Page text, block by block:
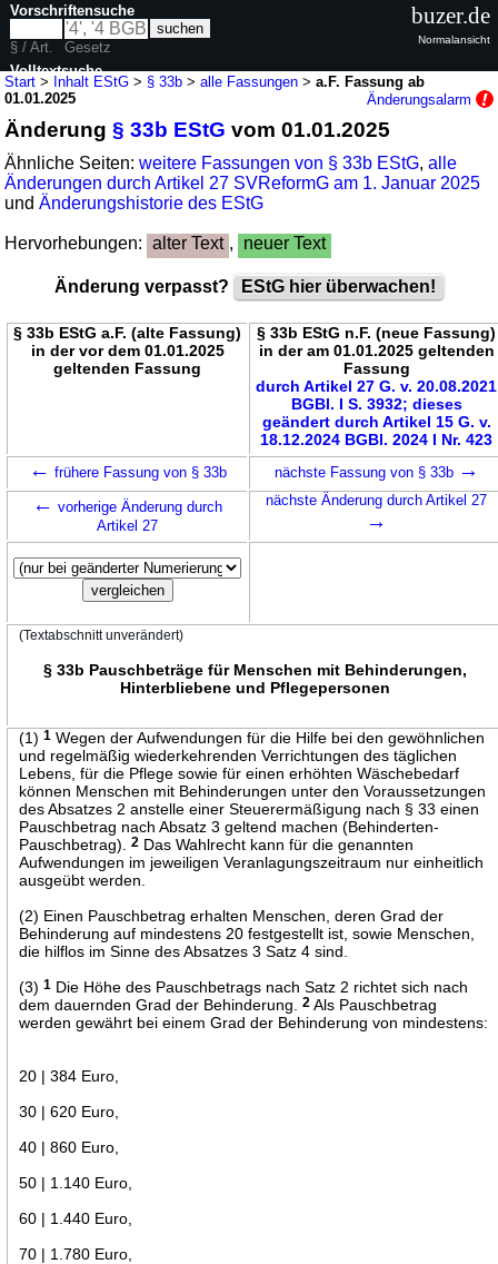
Start > Inhalt EStG > § 33b >alle Fassungen >a.F. Fassung ab
01.01.2025
Änderungsalarm
Änderung§ 33b EStG vom 01.01.2025
Ähnliche Seiten:weitere Fassungen von § 33b EStG,alle
Änderungen durch Artikel 27 SVReformG am 1. Januar 2025
undÄnderungshistorie des EStG
Hervorhebungen: alter Text , neuer Text
Änderung verpasst? EStG hier überwachen!
§ 33b EStG a.F. (alte Fassung)
in der vor dem 01.01.2025
geltenden Fassung
§ 33b EStG n.F. (neue Fassung)
in der am 01.01.2025 geltenden
Fassung
durch Artikel 27 G. v. 20.08.2021
BGBl. I S. 3932; dieses
geändert durch Artikel 15 G. v.
18.12.2024 BGBl. 2024 I Nr. 423
← frühere Fassung von § 33b nächste Fassung von § 33b →
← vorherige Änderung durch
Artikel 27
nächste Änderung durch Artikel 27
→
(Textabschnitt unverändert)
§ 33b Pauschbeträge für Menschen mit Behinderungen,
Hinterbliebene und Pflegepersonen
(1)1 Wegen der Aufwendungen für die Hilfe bei den gewöhnlichen
und regelmäßig wiederkehrenden Verrichtungen des täglichen
Lebens, für die Pflege sowie für einen erhöhten Wäschebedarf
können Menschen mit Behinderungen unter den Voraussetzungen
des Absatzes 2 anstelle einer Steuerermäßigung nach § 33 einen
Pauschbetrag nach Absatz 3 geltend machen (Behinderten-
Pauschbetrag).2 Das Wahlrecht kann für die genannten
Aufwendungen im jeweiligen Veranlagungszeitraum nur einheitlich
ausgeübt werden.
(2) Einen Pauschbetrag erhalten Menschen, deren Grad der
Behinderung auf mindestens 20 festgestellt ist, sowie Menschen,
die hilflos im Sinne des Absatzes 3 Satz 4 sind.
(3)1 Die Höhe des Pauschbetrags nach Satz 2 richtet sich nach
dem dauernden Grad der Behinderung.2 Als Pauschbetrag
werden gewährt bei einem Grad der Behinderung von mindestens:
20 | 384 Euro,
30 | 620 Euro,
40 | 860 Euro,
50 | 1.140 Euro,
60 | 1.440 Euro,
70 | 1.780 Euro,
Vorschriftensuche
§ / Art.
Gesetz
Volltextsuche
buzer.de
Normalansicht